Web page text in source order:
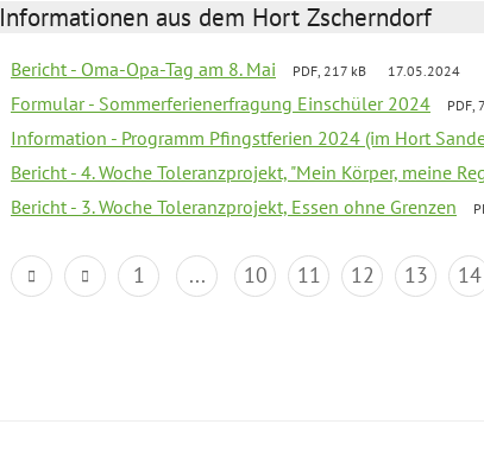
Informationen aus dem Hort Zscherndorf
Bericht - Oma-Opa-Tag am 8. Mai PDF, 217 kB 17.05.2024
Formular - Sommerferienerfragung Einschüler 2024 PDF,
Information - Programm Pfingstferien 2024 (im Hort
Bericht - 4. Woche Toleranzprojekt, "Mein Körper, meine
Bericht - 3. Woche Toleranzprojekt, Essen ohne Grenzen
1 ... 10 11 12 13 14